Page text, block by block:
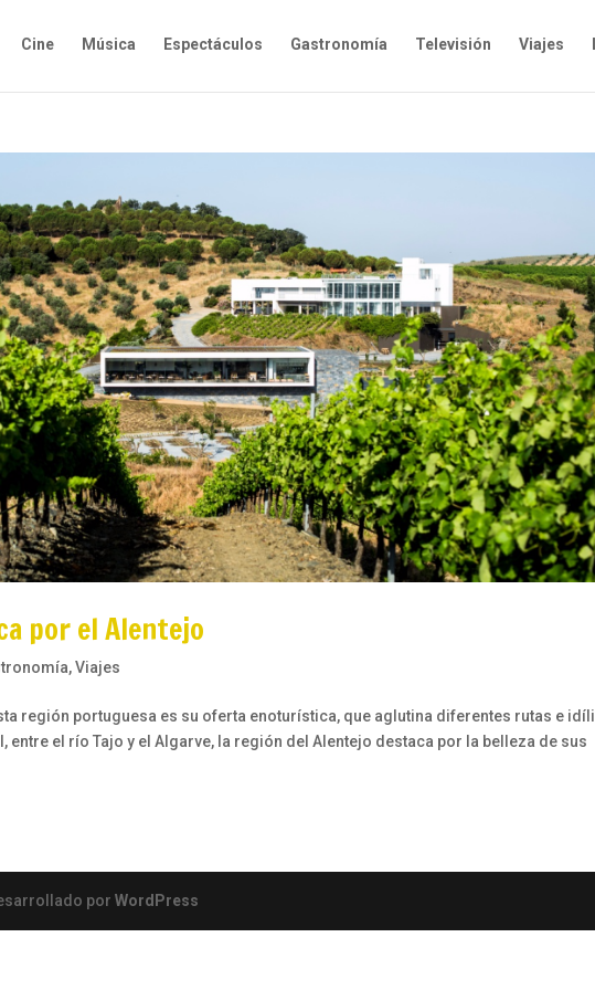
Cine Música Espectáculos Gastronomía Televisión Viajes
por el Alentejo
,Viajes
región portuguesa es su oferta enoturística, que aglutina diferentes rutas e
entre el río Tajo y el Algarve, la región del Alentejo destaca por la belleza de sus
porWordPress